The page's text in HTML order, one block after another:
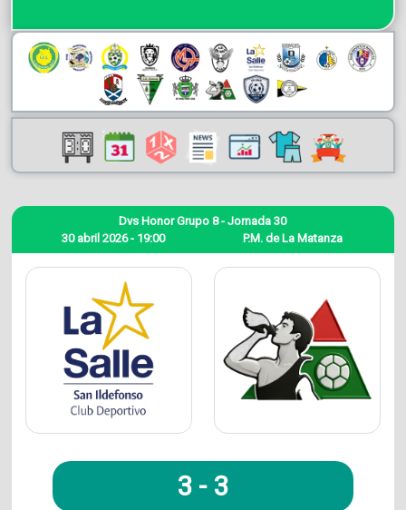
30 abril 2026 - 19:00
Dvs Honor Grupo 8 - Jornada 30
P.M. de La Matanza
3 - 3